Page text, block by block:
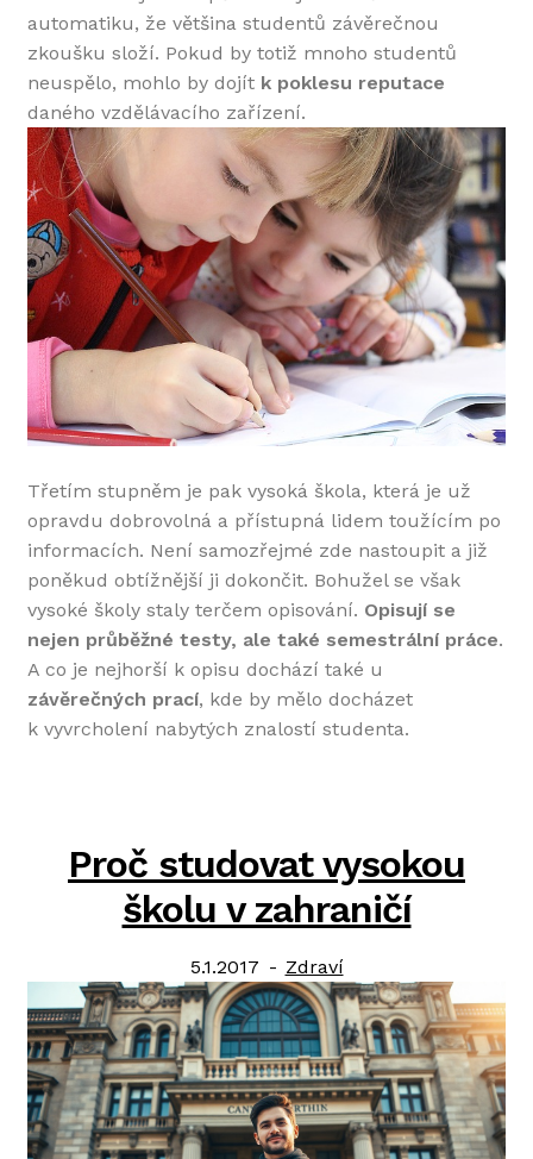
automatiku, že většina studentů závěrečnou
zkoušku složí. Pokud by totiž mnoho studentů
neuspělo, mohlo by dojít k poklesu reputace
daného vzdělávacího zařízení.
Třetím stupněm je pak vysoká škola, která je už
opravdu dobrovolná a přístupná lidem toužícím po
informacích. Není samozřejmé zde nastoupit a již
poněkud obtížnější ji dokončit. Bohužel se však
vysoké školy staly terčem opisování. Opisují se
nejen průběžné testy, ale také semestrální práce.
A co je nejhorší k opisu dochází také u
závěrečných prací, kde by mělo docházet
k vyvrcholení nabytých znalostí studenta.
Proč studovat vysokou
školu v zahraničí
Posted
on
5.1.2017 Category:
Zdraví